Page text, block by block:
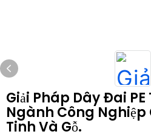
Giải Pháp Dây Đai
Ngành Công Nghiệp
Tinh Và Gỗ.